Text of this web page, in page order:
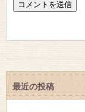
最近の投稿